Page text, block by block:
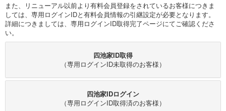
また、リニューアル以前より有料会員登録をされているお客様につきま
しては、専用ログインIDと有料会員情報の引継設定が必要となります。
詳細につきましては、専用ログインID取得完了ページにてご確認くださ
い。
四池家ID取得
（専用ログインID未取得のお客様）
四池家IDログイン
（専用ログインID取得済のお客様）